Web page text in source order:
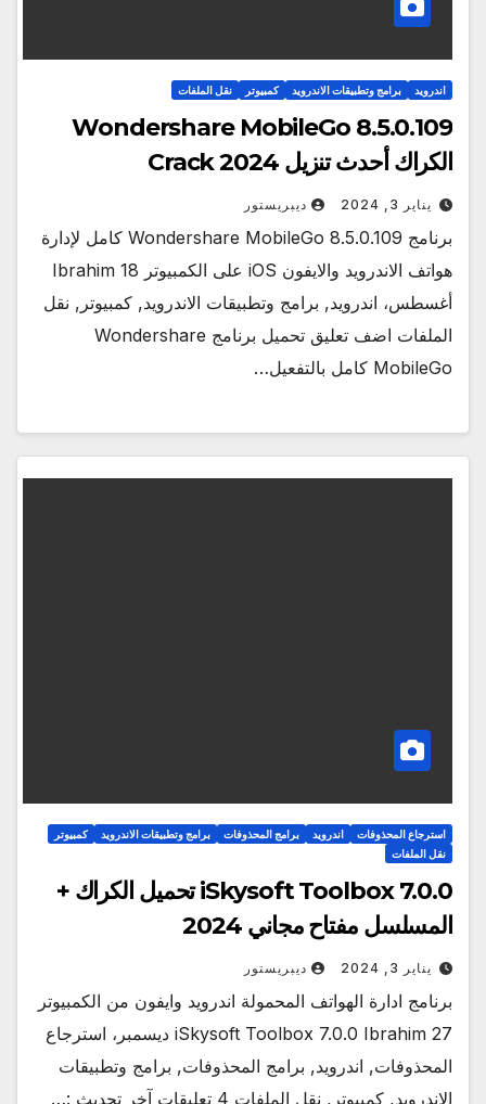
اندرويد برامج وتطبيقات الاندرويد كمبيوتر نقل الملفات
Wondershare MobileGo 8.5.0.109
الكراك أحدث تنزيل Crack 2024
يناير 3, 2024 ديبريستور
برنامج Wondershare MobileGo 8.5.0.109 كامل لإدارة
هواتف الاندرويد والايفون iOS على الكمبيوتر Ibrahim 18
أغسطس، اندرويد, برامج وتطبيقات الاندرويد, كمبيوتر, نقل
الملفات اضف تعليق تحميل برنامج Wondershare
MobileGo كامل بالتفعيل…
استرجاع المحذوفات اندرويد برامج المحذوفات برامج وتطبيقات الاندرويد
كمبيوتر
نقل الملفات
iSkysoft Toolbox 7.0.0 تحميل الكراك +
المسلسل مفتاح مجاني 2024
يناير 3, 2024 ديبريستور
برنامج ادارة الهواتف المحمولة اندرويد وايفون من الكمبيوتر
iSkysoft Toolbox 7.0.0 Ibrahim 27 ديسمبر، استرجاع
المحذوفات, اندرويد, برامج المحذوفات, برامج وتطبيقات
الاندرويد, كمبيوتر, نقل الملفات 4 تعليقات آخر تحديث :…